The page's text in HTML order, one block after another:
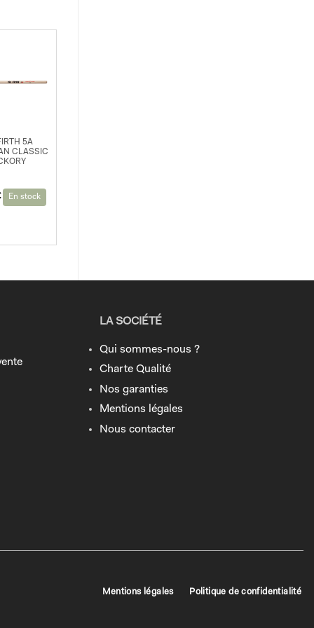
5A
CLASSIC
En stock
LA SOCIÉTÉ
Qui sommes-nous ?
Charte Qualité
Nos garanties
Mentions légales
Nous contacter
Mentions légales Politique de confidentialité